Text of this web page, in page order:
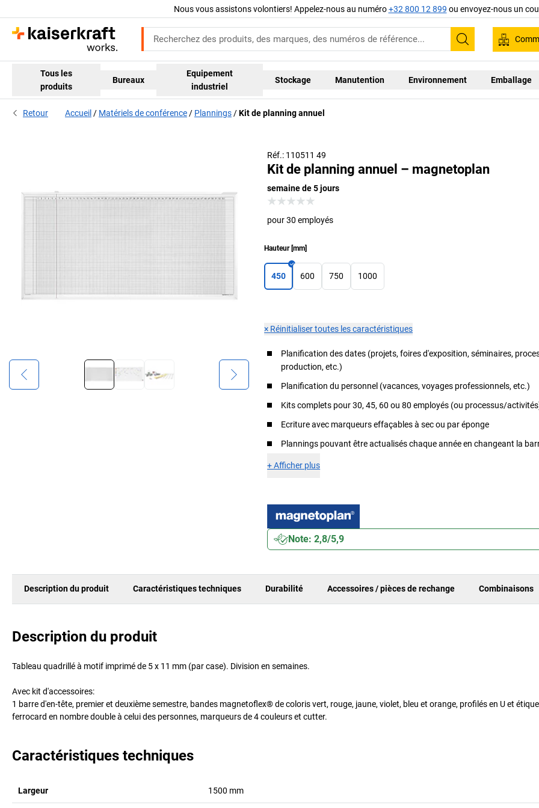
Nous vous assistons volontiers! Appelez-nous au numéro+32 800 12 899 ou envoyez-nous un
Recherche
Tous les
produits
Bureaux
Equipement
industriel
Stockage Manutention Environnement Emballage
Retour Accueil Matériels de conférence Plannings Kit de planning annuel
Réf.: 110511 49
Kit de planning annuel – magnetoplan
semaine de 5 jours
pour 30 employés
Hauteur[mm]
450 600 750 1000
× Réinitialiser toutes les caractéristiques
Planification des dates (projets, foires d'exposition, séminaires,
production, etc.)
Planification du personnel (vacances, voyages professionnels, etc.)
Kits complets pour 30, 45, 60 ou 80 employés (ou processus/
Ecriture avec marqueurs effaçables à sec ou par éponge
Plannings pouvant être actualisés chaque année en changeant la
+Afficher plus
Note: 2,8/5,9
Description du produit Caractéristiques techniques Durabilité Accessoires / pièces de rechange Combinaisons
Description du produit
Tableau quadrillé à motif imprimé de 5 x 11 mm (par case). Division en semaines.
Avec kit d'accessoires:
1 barre d'en-tête, premier et deuxième semestre, bandes magnetoflex® de coloris vert, rouge, jaune, violet, bleu et orange, profilés en U et
ferrocard en nombre double à celui des personnes, marqueurs de 4 couleurs et cutter.
Caractéristiques techniques
Largeur 1500 mm